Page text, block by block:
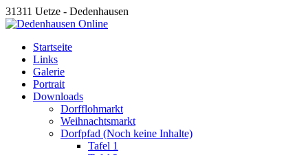
31311 Uetze - Dedenhausen
Startseite
Links
Galerie
Portrait
Downloads
Dorfflohmarkt
Weihnachtsmarkt
Dorfpfad (Noch keine Inhalte)
Tafel 1